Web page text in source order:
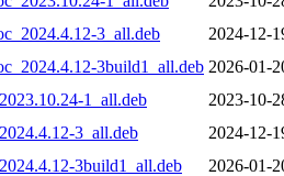
3_all.deb
2024-12-
3build1_all.deb 2026-01-
1_all.deb
2023-10-
3_all.deb
2024-12-
3build1_all.deb
2026-01-